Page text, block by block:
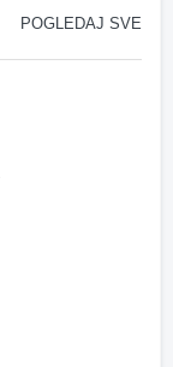
POGLEDAJ SVE